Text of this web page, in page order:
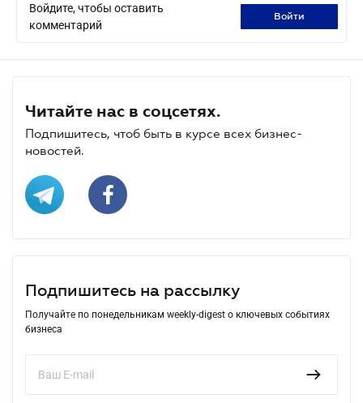
Войдите, чтобы оставить
комментарий
войти
Читайте нас в соцсетях.
Подпишитесь, чтоб быть в курсе всех бизнес-
новостей.
Подпишитесь на рассылку
Получайте по понедельникам weekly-digest о ключевых событиях
бизнеса